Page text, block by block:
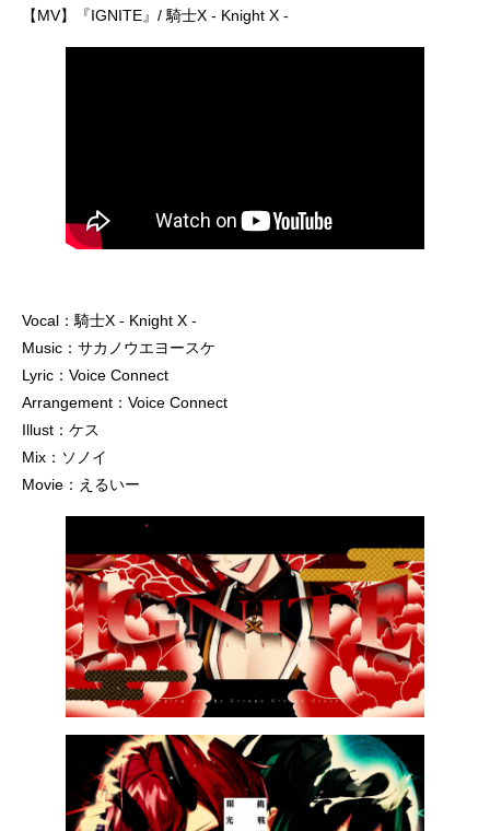
【MV】『IGNITE』/ 騎士X - Knight X -
Vocal：騎士X - Knight X -
Music：サカノウエヨースケ
Lyric：Voice Connect
Arrangement：Voice Connect
Illust：ケス
Mix：ソノイ
Movie：えるいー